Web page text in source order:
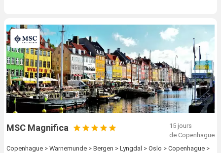
MSC Magnifica
15 jours
de Copenhague
Copenhague > Warnemunde > Bergen > Lyngdal > Oslo > Copenhague >